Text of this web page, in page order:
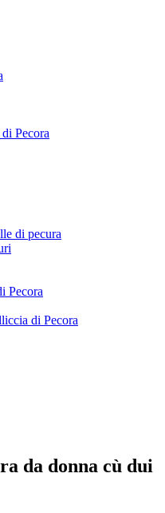
Pecora
di pecura
Pecora
di Pecora
da donna cù dui